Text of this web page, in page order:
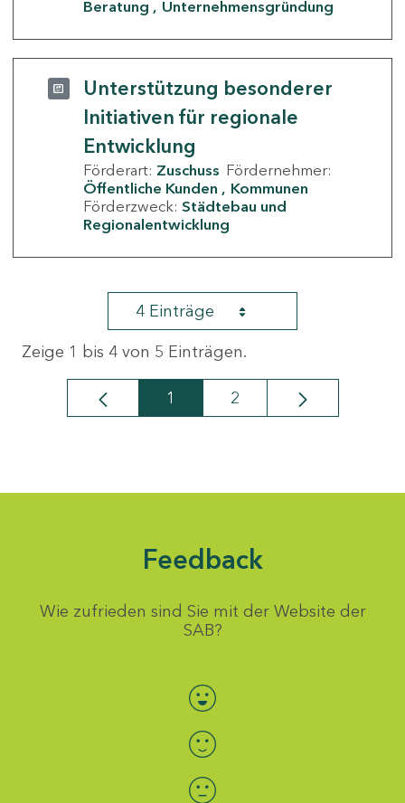
Beratung
Unternehmensgründung
Unterstützung besonderer
Initiativen für regionale
Entwicklung
Förderart: Zuschuss Fördernehmer:
Öffentliche Kunden
Kommunen
Förderzweck: Städtebau und
Regionalentwicklung
4 Einträge
Zeige 1 bis 4 von 5 Einträgen.
Seite
1 Seite
2
Feedback
Wie zufrieden sind Sie mit der Website der
SAB?
Bewertung auswählen